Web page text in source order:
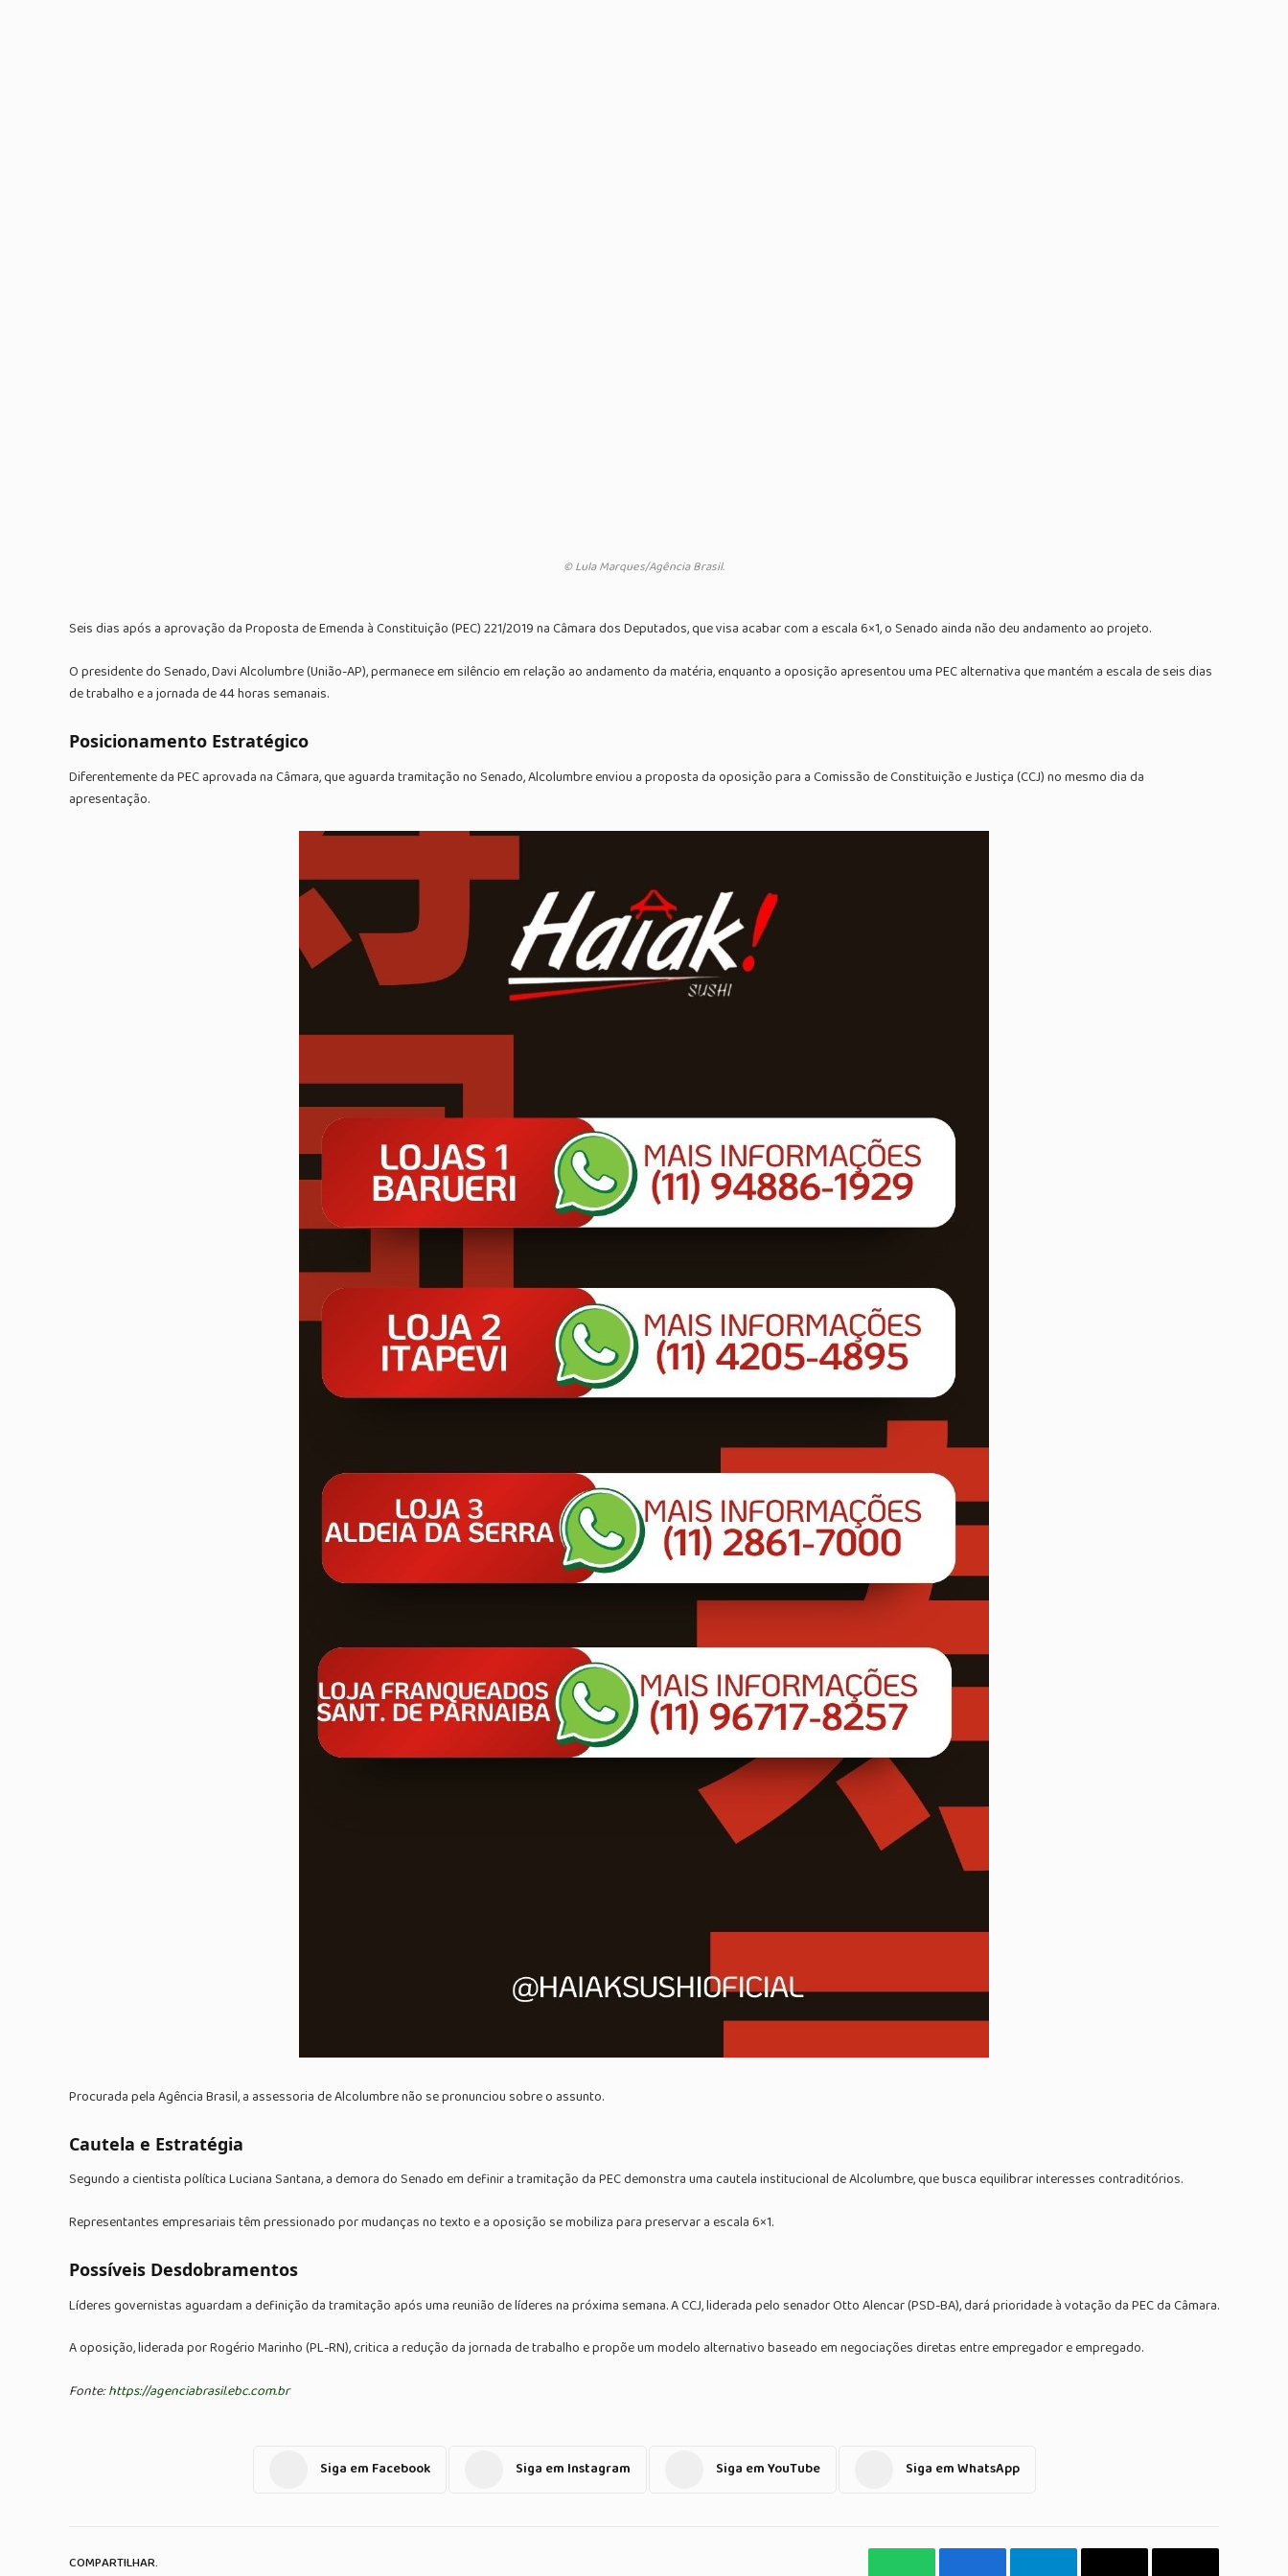
© Lula Marques/Agência Brasil.
Seis dias após a aprovação da Proposta de Emenda à Constituição (PEC) 221/2019 na Câmara dos Deputados, que visa acabar com a escala 6×1, o Senado ainda não deu andamento ao projeto.
O presidente do Senado, Davi Alcolumbre (União-AP), permanece em silêncio em relação ao andamento da matéria, enquanto a oposição apresentou uma PEC alternativa que mantém a escala de seis dias
de trabalho e a jornada de 44 horas semanais.
Posicionamento Estratégico
Diferentemente da PEC aprovada na Câmara, que aguarda tramitação no Senado, Alcolumbre enviou a proposta da oposição para a Comissão de Constituição e Justiça (CCJ) no mesmo dia da
apresentação.
Procurada pela Agência Brasil, a assessoria de Alcolumbre não se pronunciou sobre o assunto.
Cautela e Estratégia
Segundo a cientista política Luciana Santana, a demora do Senado em definir a tramitação da PEC demonstra uma cautela institucional de Alcolumbre, que busca equilibrar interesses contraditórios.
Representantes empresariais têm pressionado por mudanças no texto e a oposição se mobiliza para preservar a escala 6×1.
Possíveis Desdobramentos
Líderes governistas aguardam a definição da tramitação após uma reunião de líderes na próxima semana. A CCJ, liderada pelo senador Otto Alencar (PSD-BA), dará prioridade à votação da PEC da Câmara.
A oposição, liderada por Rogério Marinho (PL-RN), critica a redução da jornada de trabalho e propõe um modelo alternativo baseado em negociações diretas entre empregador e empregado.
Fonte:https://agenciabrasil.ebc.com.br
Siga em Facebook Siga em Instagram Siga em YouTube Siga em WhatsApp
COMPARTILHAR.